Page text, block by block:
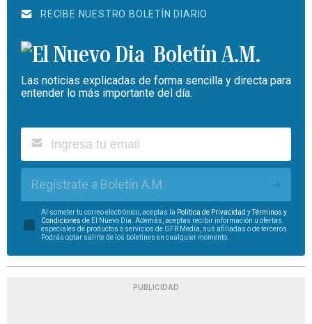
RECIBE NUESTRO BOLETÍN DIARIO
Boletín A.M.
Las noticias explicadas de forma sencilla y directa para
entender lo más importante del día.
Regístrate a Boletín A.M.
Al someter tu correo electrónico, aceptas la Política de Privacidad yTérminos y
Condiciones de El Nuevo Día. Además, aceptas recibir información u ofertas
especiales de productos o servicios de GFR Media, sus afiliadas o de terceros.
Podrás optar salirte de los boletines en cualquier momento.
PUBLICIDAD